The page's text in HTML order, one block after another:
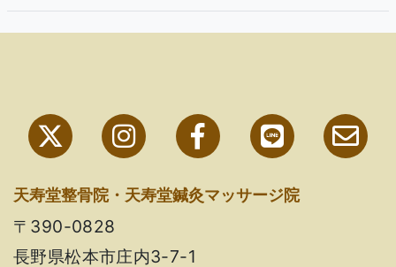
天寿堂整骨院・天寿堂鍼灸マッサージ院
〒390-0828
長野県松本市庄内3-7-1